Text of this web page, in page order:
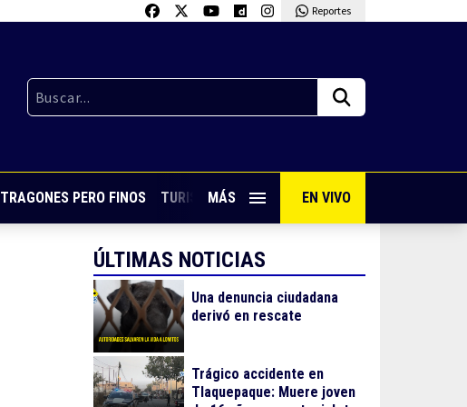
Reportes
TRAGONES PERO FINOS TURISMO CON SABOR VIVE PUERTO VALLARTA
MÁS EN VIVO
ÚLTIMAS NOTICIAS
Una denuncia ciudadana
derivó en rescate
Trágico accidente en
Tlaquepaque: Muere joven